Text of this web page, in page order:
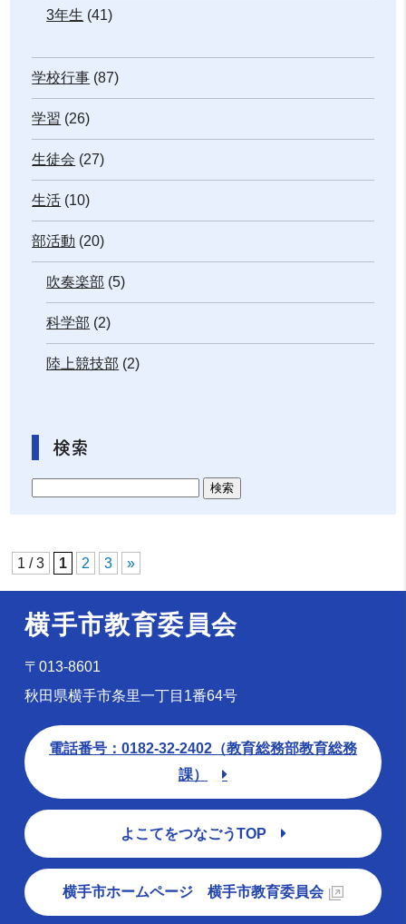
3年生 (41)
学校行事 (87)
学習 (26)
生徒会 (27)
生活 (10)
部活動 (20)
吹奏楽部 (5)
科学部 (2)
陸上競技部 (2)
検索
1 / 3 1 2 3 »
横手市教育委員会
〒013-8601
秋田県横手市条里一丁目1番64号
電話番号：0182-32-2402（教育総務部教育総務
課）
よこてをつなごうTOP
横手市ホームページ 横手市教育委員会